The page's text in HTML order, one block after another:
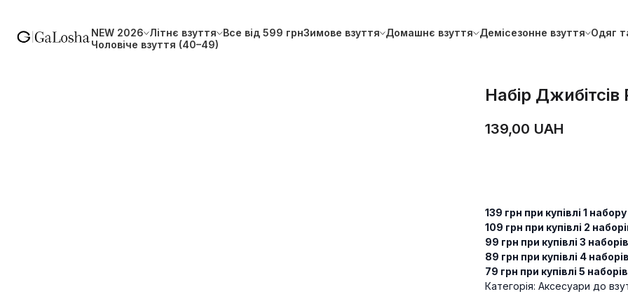
NEW 2026 Літнє взуття Все від 599 грнЗимове взуття Домашнє взуття Демісезонне взуття Одяг
Чоловіче взуття (40–49)
Набір Джибітсів
139,00 UAH
139 грн при купівлі 1 набору
109 грн при купівлі 2
99 грн при купівлі 3 наборів
89 грн при купівлі 4 наборів
79 грн при купівлі 5
Категорія: Аксесуари до